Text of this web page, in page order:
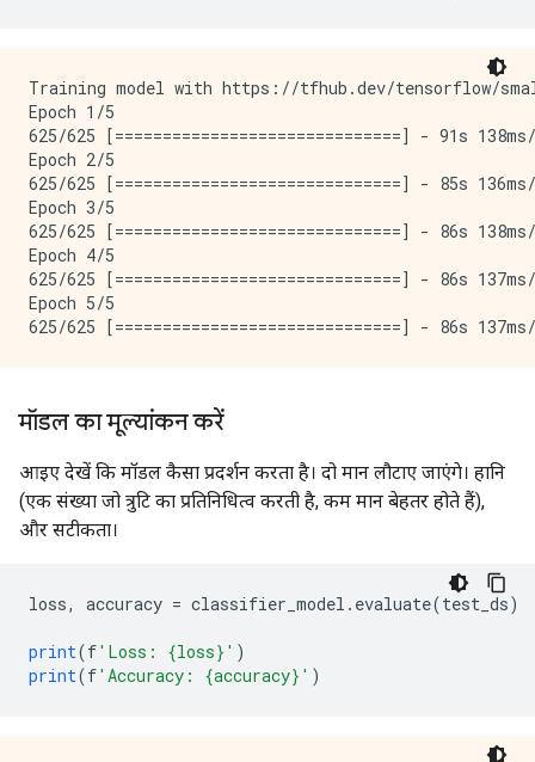
Training model with https://tfhub.dev/tensorflow/
Epoch 1/5
625/625 [==============================] -
Epoch 2/5
625/625 [==============================] -
Epoch 3/5
625/625 [==============================] -
Epoch 4/5
625/625 [==============================] -
Epoch 5/5
मॉडल का मूल्यांकन करें
आइए देखें कि मॉडल कैसा प्रदर्शन करता है। दो मान लौटाए जाएंगे। हानि
(एक संख्या जो त्रुटि का प्रतिनिधित्व करती है, कम मान बेहतर होते हैं),
और सटीकता।
loss, accuracy = classifier_model . evaluate(test_ds)
print(f'Loss: {loss}' )
print(f'Accuracy: {accuracy}' )